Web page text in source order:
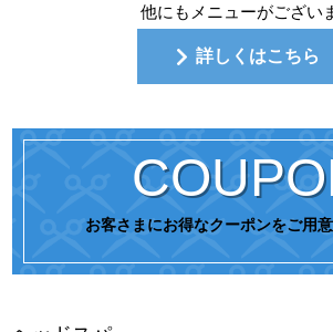
他にもメニューがござい
詳しくはこちら
お客さまにお得なクーポンをご用